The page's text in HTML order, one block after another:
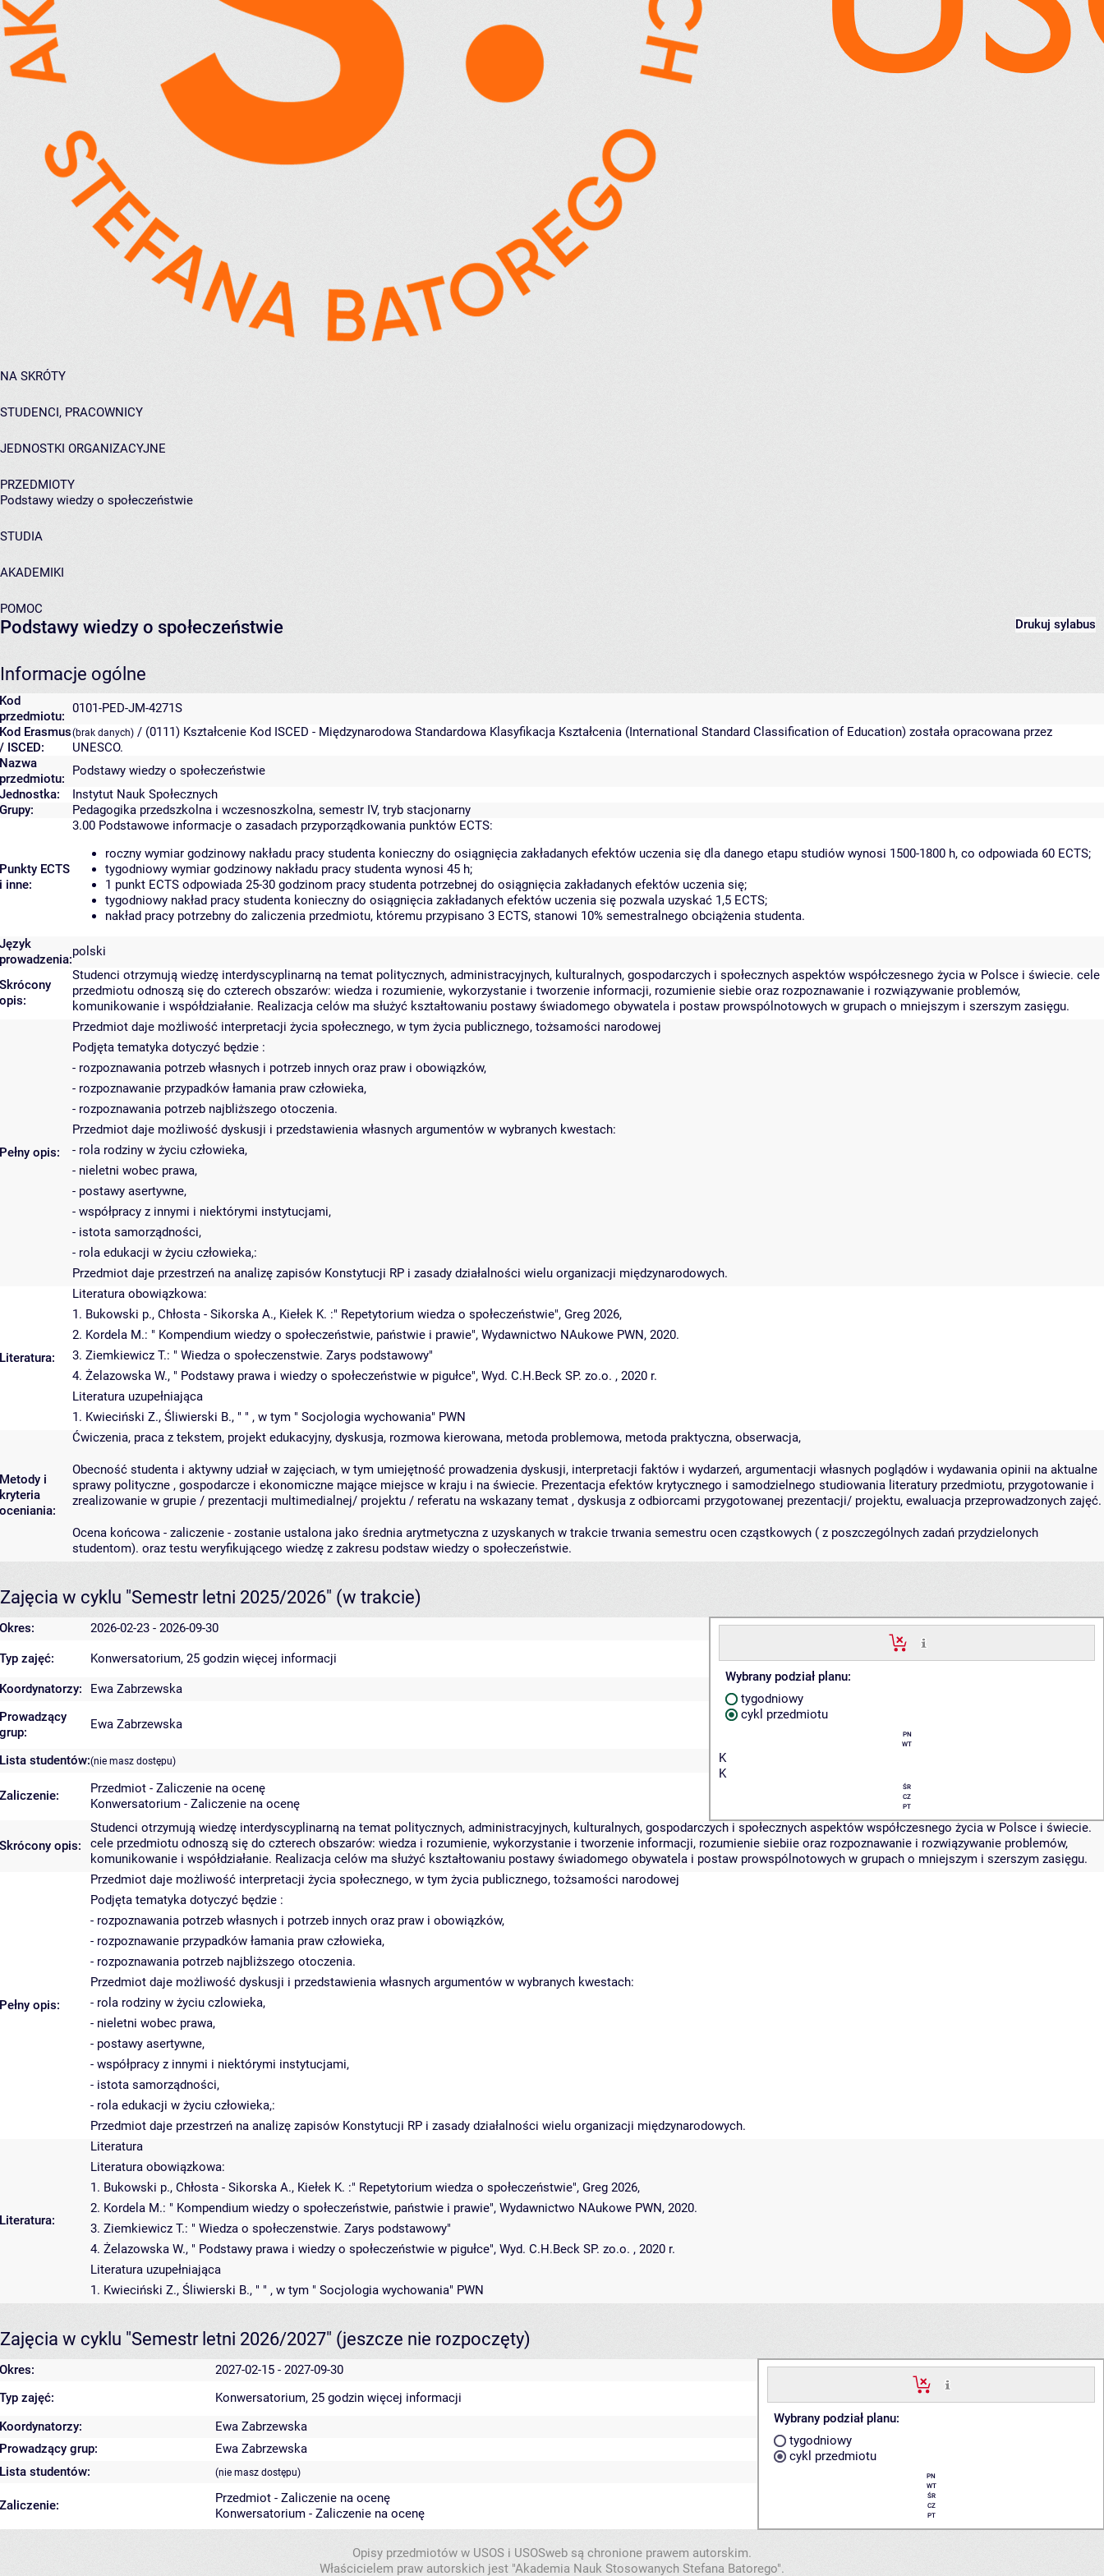
NA SKRÓTY
STUDENCI, PRACOWNICY
JEDNOSTKI ORGANIZACYJNE
PRZEDMIOTY
Podstawy wiedzy o społeczeństwie
STUDIA
AKADEMIKI
POMOC
Drukuj sylabus
Podstawy wiedzy o społeczeństwie
Informacje ogólne
Kod
przedmiotu:
0101-PED-JM-4271S
Kod Erasmus
/ ISCED:
(brak danych) / (0111) Kształcenie Kod ISCED - Międzynarodowa Standardowa Klasyfikacja Kształcenia (International Standard Classification of Education) została opracowana przez
UNESCO.
Nazwa
przedmiotu:
Podstawy wiedzy o społeczeństwie
Jednostka:
Instytut Nauk Społecznych
Grupy:
Pedagogika przedszkolna i wczesnoszkolna, semestr IV, tryb stacjonarny
Punkty ECTS
i inne:
3.00 Podstawowe informacje o zasadach przyporządkowania punktów ECTS:
roczny wymiar godzinowy nakładu pracy studenta konieczny do osiągnięcia zakładanych efektów uczenia się dla danego etapu studiów wynosi 1500-1800 h, co odpowiada 60 ECTS;
tygodniowy wymiar godzinowy nakładu pracy studenta wynosi 45 h;
1 punkt ECTS odpowiada 25-30 godzinom pracy studenta potrzebnej do osiągnięcia zakładanych efektów uczenia się;
tygodniowy nakład pracy studenta konieczny do osiągnięcia zakładanych efektów uczenia się pozwala uzyskać 1,5 ECTS;
nakład pracy potrzebny do zaliczenia przedmiotu, któremu przypisano 3 ECTS, stanowi 10% semestralnego obciążenia studenta.
Język
prowadzenia:
polski
Skrócony
opis:
Studenci otrzymują wiedzę interdyscyplinarną na temat politycznych, administracyjnych, kulturalnych, gospodarczych i społecznych aspektów współczesnego życia w Polsce i świecie. cele
przedmiotu odnoszą się do czterech obszarów: wiedza i rozumienie, wykorzystanie i tworzenie informacji, rozumienie siebie oraz rozpoznawanie i rozwiązywanie problemów,
komunikowanie i współdziałanie. Realizacja celów ma służyć kształtowaniu postawy świadomego obywatela i postaw prowspólnotowych w grupach o mniejszym i szerszym zasięgu.
Pełny opis:
Przedmiot daje możliwość interpretacji życia społecznego, w tym życia publicznego, tożsamości narodowej
Podjęta tematyka dotyczyć będzie :
- rozpoznawania potrzeb własnych i potrzeb innych oraz praw i obowiązków,
- rozpoznawanie przypadków łamania praw człowieka,
- rozpoznawania potrzeb najbliższego otoczenia.
Przedmiot daje możliwość dyskusji i przedstawienia własnych argumentów w wybranych kwestach:
- rola rodziny w życiu człowieka,
- nieletni wobec prawa,
- postawy asertywne,
- współpracy z innymi i niektórymi instytucjami,
- istota samorządności,
- rola edukacji w życiu człowieka,:
Przedmiot daje przestrzeń na analizę zapisów Konstytucji RP i zasady działalności wielu organizacji międzynarodowych.
Literatura:
Literatura obowiązkowa:
1. Bukowski p., Chłosta - Sikorska A., Kiełek K. :" Repetytorium wiedza o społeczeństwie", Greg 2026,
2. Kordela M.: " Kompendium wiedzy o społeczeństwie, państwie i prawie", Wydawnictwo NAukowe PWN, 2020.
3. Ziemkiewicz T.: " Wiedza o społeczenstwie. Zarys podstawowy"
4. Żelazowska W., " Podstawy prawa i wiedzy o społeczeństwie w pigułce", Wyd. C.H.Beck SP. zo.o. , 2020 r.
Literatura uzupełniająca
1. Kwieciński Z., Śliwierski B., " " , w tym " Socjologia wychowania" PWN
Metody i
kryteria
oceniania:
Ćwiczenia, praca z tekstem, projekt edukacyjny, dyskusja, rozmowa kierowana, metoda problemowa, metoda praktyczna, obserwacja,
Obecność studenta i aktywny udział w zajęciach, w tym umiejętność prowadzenia dyskusji, interpretacji faktów i wydarzeń, argumentacji własnych poglądów i wydawania opinii na aktualne
sprawy polityczne , gospodarcze i ekonomiczne mające miejsce w kraju i na świecie. Prezentacja efektów krytycznego i samodzielnego studiowania literatury przedmiotu, przygotowanie i
zrealizowanie w grupie / prezentacji multimedialnej/ projektu / referatu na wskazany temat , dyskusja z odbiorcami przygotowanej prezentacji/ projektu, ewaluacja przeprowadzonych zajęć.
Ocena końcowa - zaliczenie - zostanie ustalona jako średnia arytmetyczna z uzyskanych w trakcie trwania semestru ocen cząstkowych ( z poszczególnych zadań przydzielonych
studentom). oraz testu weryfikującego wiedzę z zakresu podstaw wiedzy o społeczeństwie.
Zajęcia w cyklu "Semestr letni 2025/2026" (w trakcie)
Okres: 2026-02-23 - 2026-09-30
Wybrany podział planu:
tygodniowy
cykl przedmiotu
PN
WT
K
K
ŚR
CZ
PT
Typ zajęć: Konwersatorium, 25 godzin więcej informacji
Koordynatorzy:
Ewa Zabrzewska
Prowadzący
grup:
Ewa Zabrzewska
Lista studentów:(nie masz dostępu)
Zaliczenie:
Przedmiot - Zaliczenie na ocenę
Konwersatorium - Zaliczenie na ocenę
Skrócony opis:
Studenci otrzymują wiedzę interdyscyplinarną na temat politycznych, administracyjnych, kulturalnych, gospodarczych i społecznych aspektów współczesnego życia w Polsce i świecie.
cele przedmiotu odnoszą się do czterech obszarów: wiedza i rozumienie, wykorzystanie i tworzenie informacji, rozumienie siebiie oraz rozpoznawanie i rozwiązywanie problemów,
komunikowanie i współdziałanie. Realizacja celów ma służyć kształtowaniu postawy świadomego obywatela i postaw prowspólnotowych w grupach o mniejszym i szerszym zasięgu.
Pełny opis:
Przedmiot daje możliwość interpretacji życia społecznego, w tym życia publicznego, tożsamości narodowej
Podjęta tematyka dotyczyć będzie :
- rozpoznawania potrzeb własnych i potrzeb innych oraz praw i obowiązków,
- rozpoznawanie przypadków łamania praw człowieka,
- rozpoznawania potrzeb najbliższego otoczenia.
Przedmiot daje możliwość dyskusji i przedstawienia własnych argumentów w wybranych kwestach:
- rola rodziny w życiu czlowieka,
- nieletni wobec prawa,
- postawy asertywne,
- współpracy z innymi i niektórymi instytucjami,
- istota samorządności,
- rola edukacji w życiu człowieka,:
Przedmiot daje przestrzeń na analizę zapisów Konstytucji RP i zasady działalności wielu organizacji międzynarodowych.
Literatura:
Literatura
Literatura obowiązkowa:
1. Bukowski p., Chłosta - Sikorska A., Kiełek K. :" Repetytorium wiedza o społeczeństwie", Greg 2026,
2. Kordela M.: " Kompendium wiedzy o społeczeństwie, państwie i prawie", Wydawnictwo NAukowe PWN, 2020.
3. Ziemkiewicz T.: " Wiedza o społeczenstwie. Zarys podstawowy"
4. Żelazowska W., " Podstawy prawa i wiedzy o społeczeństwie w pigułce", Wyd. C.H.Beck SP. zo.o. , 2020 r.
Literatura uzupełniająca
1. Kwieciński Z., Śliwierski B., " " , w tym " Socjologia wychowania" PWN
Zajęcia w cyklu "Semestr letni 2026/2027" (jeszcze nie rozpoczęty)
Okres: 2027-02-15 - 2027-09-30
Wybrany podział planu:
tygodniowy
cykl przedmiotu
PN
WT
ŚR
CZ
PT
Typ zajęć: Konwersatorium, 25 godzin więcej informacji
Koordynatorzy:
Ewa Zabrzewska
Prowadzący grup:
Ewa Zabrzewska
Lista studentów:
(nie masz dostępu)
Zaliczenie:
Przedmiot - Zaliczenie na ocenę
Konwersatorium - Zaliczenie na ocenę
Opisy przedmiotów w USOS i USOSweb są chronione prawem autorskim.
Właścicielem praw autorskich jest "Akademia Nauk Stosowanych Stefana Batorego".